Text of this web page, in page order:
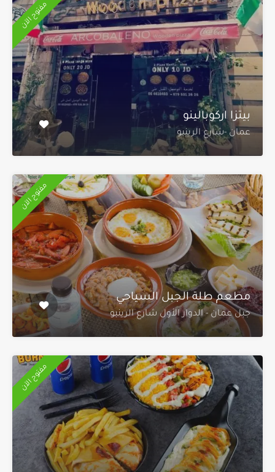
مفتوح الآن
بيتزا اركوبالينو
عمان -شارع الرينبو
مفتوح الآن
مطعم طلة الجبل السياحي
جبل عمان - الدوار الأول شارع الرينبو
مفتوح الآن